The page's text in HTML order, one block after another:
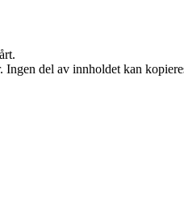
del av innholdet kan